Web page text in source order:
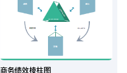
商务绩效棱柱图